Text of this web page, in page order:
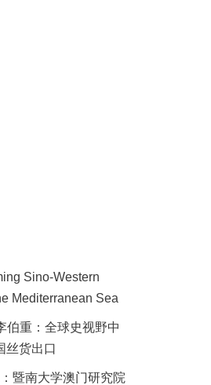
Sino-Western
Mediterranean Sea
伯重：全球史视野中
丝货出口
暨南大学澳门研究院